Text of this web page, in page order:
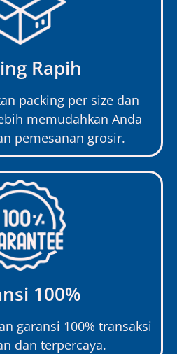
Rapih
packing per size dan
memudahkan Anda
pemesanan grosir.
100%
garansi 100% transaksi
dan terpercaya.